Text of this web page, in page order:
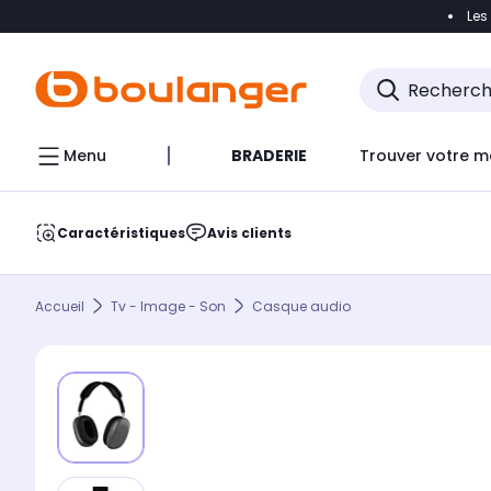
Accéder
Menu BRADERIE Trouver votre
Caractéristiques Avis clients
Accueil Tv - Image - Son Casque audio